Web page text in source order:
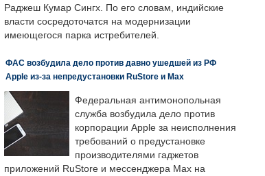
Раджеш Кумар Сингх. По его словам, индийские
власти сосредоточатся на модернизации
имеющегося парка истребителей.
ФАС возбудила дело против давно ушедшей из РФ
Apple из-за непредустановки RuStore и Max
Федеральная антимонопольная
служба возбудила дело против
корпорации Apple за неисполнения
требований о предустановке
производителями гаджетов
приложений RuStore и мессенджера Max на